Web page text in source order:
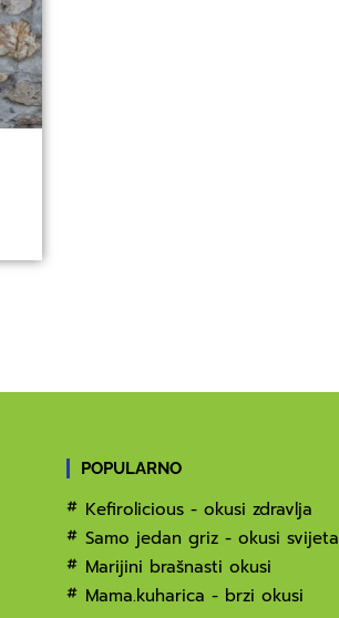
POPULARNO
Kefirolicious - okusi zdravlja
Samo jedan griz - okusi svijeta
Marijini brašnasti okusi
Mama.kuharica - brzi okusi